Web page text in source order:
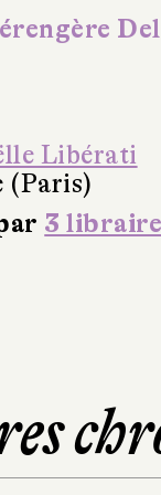
Libérati
(Paris)
3